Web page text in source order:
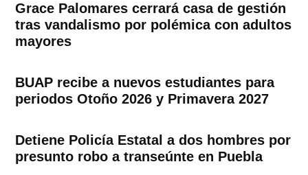
Grace Palomares cerrará casa de gestión
tras vandalismo por polémica con adultos
mayores
BUAP recibe a nuevos estudiantes para
periodos Otoño 2026 y Primavera 2027
Detiene Policía Estatal a dos hombres por
presunto robo a transeúnte en Puebla